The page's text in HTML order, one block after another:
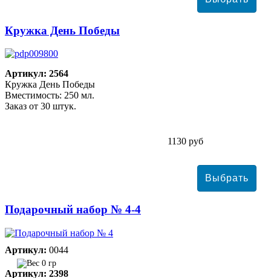
Кружка День Победы
Артикул: 2564
Кружка День Победы
Вместимость: 250 мл.
Заказ от 30 штук.
1130 руб
Подарочный набор № 4-4
Артикул: 0044
0 гр
Артикул: 2398